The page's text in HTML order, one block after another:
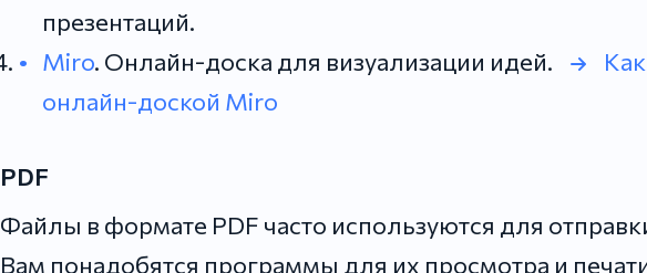
презентаций.
Miro. Онлайн-доска для визуализации идей.
онлайн-доской Miro
PDF
Файлы в формате PDF часто используются для
Вам понадобятся программы для их просмотра и